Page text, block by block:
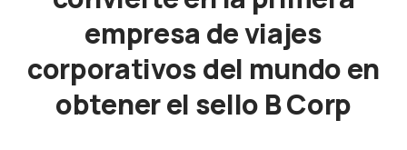
empresa de viajes
corporativos del mundo en
obtener el sello B Corp